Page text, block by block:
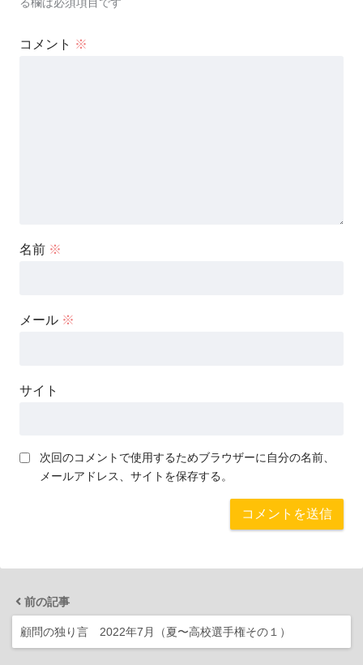
る欄は必須項目です
コメント ※
名前 ※
メール ※
サイト
次回のコメントで使用するためブラウザーに自分の名前、
メールアドレス、サイトを保存する。
前の記事
顧問の独り言 2022年7月（夏〜高校選手権その１）